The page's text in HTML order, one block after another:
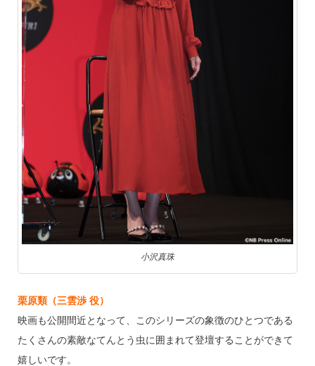
小沢真珠
栗原類（三雲渉 役）
映画も公開間近となって、このシリーズの象徴のひとつである
たくさんの素敵なてんとう虫に囲まれて登壇することができて
嬉しいです。